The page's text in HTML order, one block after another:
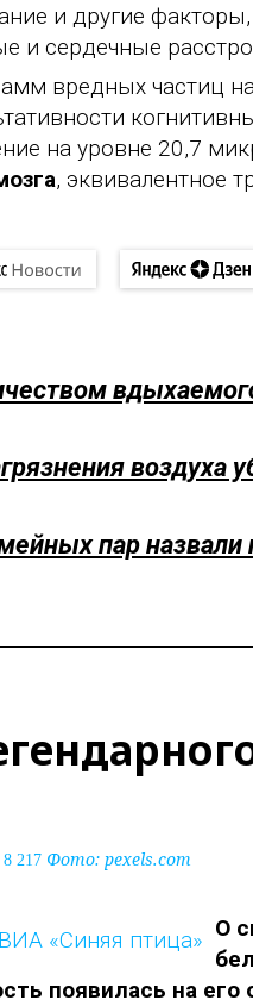
и другие факторы,
и сердечные
вредных частиц
на уровне 20,7
, эквивалентное
воздуха
пар назвали
8 217 Фото: pexels.com
О
появилась на